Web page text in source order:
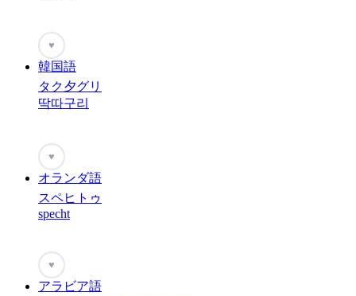
♥
韓国語
タク夕グリ
딱따구리
♥
オランダ語
スペヒトゥ
specht
♥
アラビア語